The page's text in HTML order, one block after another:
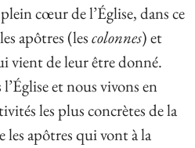
cœur de l’Église, dans ce
apôtres (lescolonnes) et
vient de leur être donné.
et nous vivons en
les plus concrètes de la
apôtres qui vont à la